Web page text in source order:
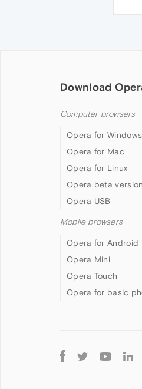
Download
Computer browsers
Opera for Windows
Opera for Mac
Opera for Linux
Opera beta version
Opera USB
Mobile browsers
Opera for Android
Opera Mini
Opera Touch
Opera for basic
Follow
Opera